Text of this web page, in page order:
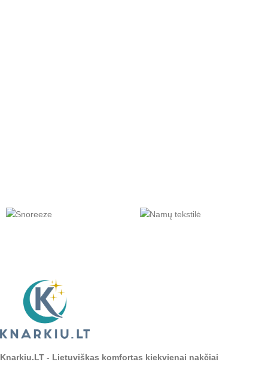
Knarkiu.LT - Lietuviškas komfortas kiekvienai nakčiai